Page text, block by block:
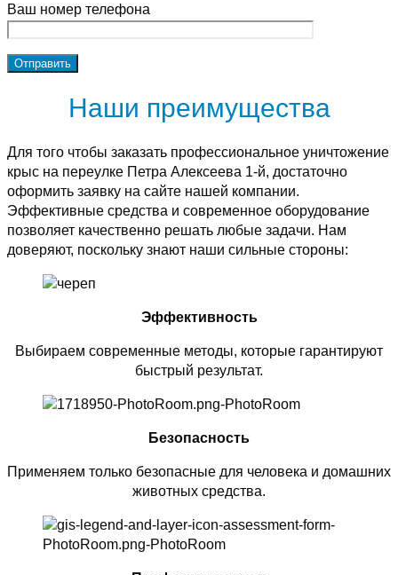
Ваш номер телефона
Наши преимущества
Для того чтобы заказать профессиональное уничтожение
крыс на переулке Петра Алексеева 1-й, достаточно
оформить заявку на сайте нашей компании.
Эффективные средства и современное оборудование
позволяет качественно решать любые задачи. Нам
доверяют, поскольку знают наши сильные стороны:
Эффективность
Выбираем современные методы, которые гарантируют
быстрый результат.
Безопасность
Применяем только безопасные для человека и домашних
животных средства.